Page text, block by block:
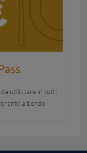
utilizzare in tutti i
a bordo.